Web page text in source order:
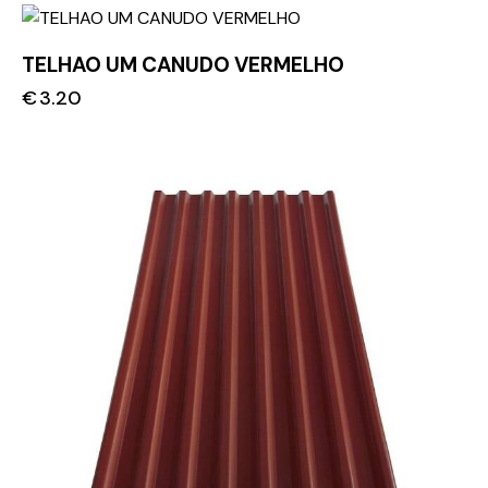
TELHAO UM CANUDO VERMELHO
€3.20